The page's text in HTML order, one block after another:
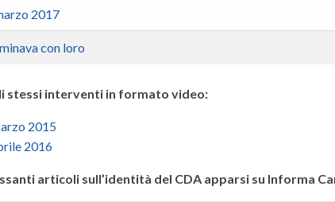
2017
con loro
stessi interventi in formato video:
2015
2016
articoli sull’identità del CDA apparsi su Informa